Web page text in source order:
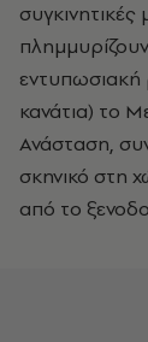
κανάτια) το
Ανάσταση,
σκηνικό στη
από το